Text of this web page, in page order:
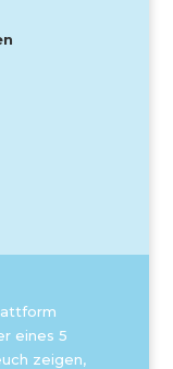
eines 5
zeigen,